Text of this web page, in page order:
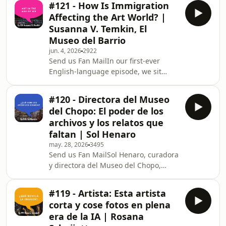
instalación, mujeres y el hito que la
marcó: convertir el Reina Sofía en una
discoteca real.Nacida en Bilbao en
una España de posguerra y silencios
heredados, Ana Laura Aláez decidió
rebelarse contra una sociedad y una
familia que repetían que &quot;el
arte no sirve para nad
#121 - How Is Immigration
Affecting the Art World? |
Susanna V. Temkin, El
Museo del Barrio
jun. 4, 20262922
Send us Fan MailIn our first-ever
English-language episode, we sit
in New York, one of the most
important institutions for Latino, Latin
American and Latinx art. Founded in
1969 in East Harlem by Puerto Rican
artists, El Museo del Barrio has spent
more than five decades championing
artists the mainstream art world
overlooked
#120 - Directora del Museo
del Chopo: El poder de los
archivos y los relatos que
faltan | Sol Henaro
may. 28, 20263495
Send us Fan MailSol Henaro, curadora
y directora del Museo del Chopo,
de los museos: ¿pueden ser
realmente neutrales o son una vitrina
de poder?Historiadora del arte,
#119 - Artista: Esta artista
corta y cose fotos en plena
era de la IA | Rosana